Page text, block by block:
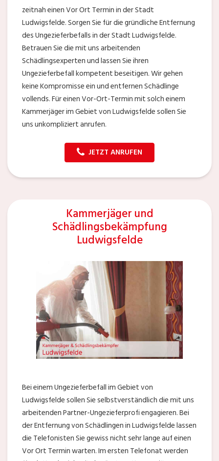
zeitnah einen Vor Ort Termin in der Stadt
Ludwigsfelde. Sorgen Sie für die gründliche Entfernung
des Ungezieferbefalls in der Stadt Ludwigsfelde.
Betrauen Sie die mit uns arbeitenden
Schädlingsexperten und lassen Sie ihren
Ungezieferbefall kompetent beseitigen. Wir gehen
keine Kompromisse ein und entfernen Schädlinge
vollends. Für einen Vor-Ort-Termin mit solch einem
Kammerjäger im Gebiet von Ludwigsfelde sollen Sie
uns unkompliziert anrufen.
JETZT ANRUFEN
Kammerjäger und
Schädlingsbekämpfung
Ludwigsfelde
Bei einem Ungezieferbefall im Gebiet von
Ludwigsfelde sollen Sie selbstverständlich die mit uns
arbeitenden Partner-Ungezieferprofi engagieren. Bei
der Entfernung von Schädlingen in Ludwigsfelde lassen
die Telefonisten Sie gewiss nicht sehr lange auf einen
Vor Ort Termin warten. Im ersten Telefonat werden